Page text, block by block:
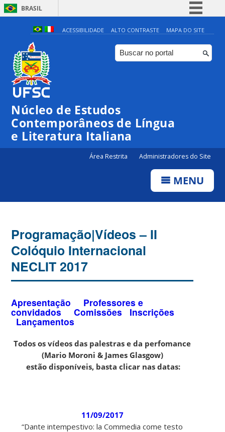
BRASIL
Simplifique!
Comunica BR
Participe
ACESSIBILIDADE ALTO CONTRASTE MAPA DO SITE
Núcleo de Estudos
Contemporâneos de Língua
e Literatura Italiana
Área Restrita Administradores do Site
MENU
Programação|Vídeos – II
Colóquio Internacional
NECLIT 2017
Apresentação Professores e
convidados Comissões Inscrições
Lançamentos
Todos os vídeos das palestras e da perfomance
(Mario Moroni & James Glasgow)
estãodisponíveis, basta clicar nas datas:
11/09/2017
“Dante intempestivo: la Commedia come testo